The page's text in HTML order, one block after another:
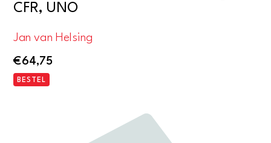
CFR, UNO
Jan van Helsing
€64,75
BESTEL